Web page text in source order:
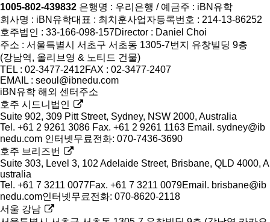
1005-802-439832 은행명 : 우리은행 / 예금주 : iBN유학
회사명 : iBN유학대표 : 최치훈사업자등록번호 : 214-13-86252
호주법인 : 33-166-098-157Director : Daniel Choi
주소 : 서울특별시 서초구 서초동 1305-7번지 유창빌딩 9층
(강남역, 올리브영 & 노티드 건물)
TEL : 02-3477-2412FAX : 02-3477-2407
EMAIL : seoul@ibnedu.com
iBN유학 해외 센터주소
호주 시드니법인
Suite 902, 309 Pitt Street, Sydney, NSW 2000, Australia
Tel. +61 2 9261 3086 Fax. +61 2 9261 1163 Email. sydney@ib
nedu.com 인터넷무료전화: 070-7436-3690
호주 브리즈번
Suite 303, Level 3, 102 Adelaide Street, Brisbane, QLD 4000, A
ustralia
Tel. +61 7 3211 0077Fax. +61 7 3211 0079Email. brisbane@ib
nedu.com인터넷무료전화: 070-8620-2118
서울 강남